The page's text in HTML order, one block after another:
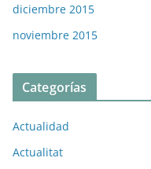
diciembre 2015
noviembre 2015
Categorías
Actualidad
Actualitat